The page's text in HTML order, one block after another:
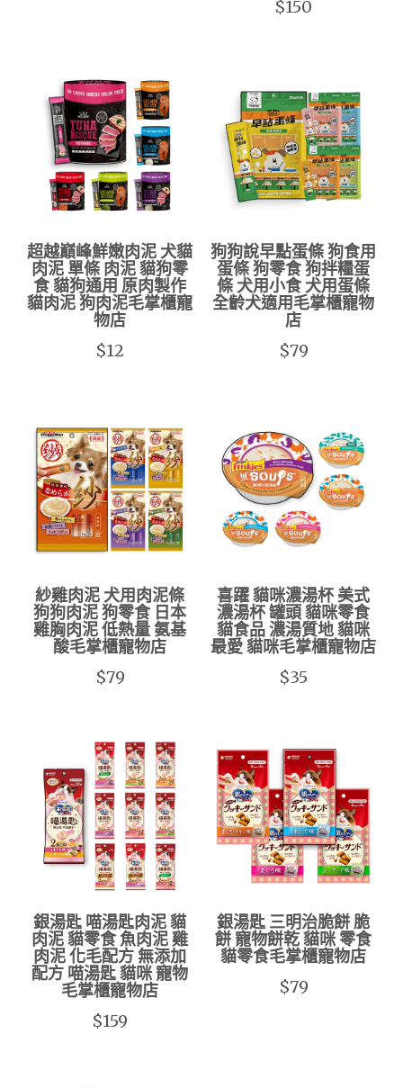
$150
超越巔峰鮮嫩肉泥 犬貓
肉泥 單條 肉泥 貓狗零
食 貓狗通用 原肉製作
貓肉泥 狗肉泥毛掌櫃寵
物店
$12
狗狗說早點蛋條 狗食用
蛋條 狗零食 狗拌糧蛋
條 犬用小食 犬用蛋條
全齡犬適用毛掌櫃寵物
店
$79
紗雞肉泥 犬用肉泥條
狗狗肉泥 狗零食 日本
雞胸肉泥 低熱量 氨基
酸毛掌櫃寵物店
$79
喜躍 貓咪濃湯杯 美式
濃湯杯 罐頭 貓咪零食
貓食品 濃湯質地 貓咪
最愛 貓咪毛掌櫃寵物店
$35
銀湯匙 喵湯匙肉泥 貓
肉泥 貓零食 魚肉泥 雞
肉泥 化毛配方 無添加
配方 喵湯匙 貓咪 寵物
毛掌櫃寵物店
$159
銀湯匙 三明治脆餅 脆
餅 寵物餅乾 貓咪 零食
貓零食毛掌櫃寵物店
$79